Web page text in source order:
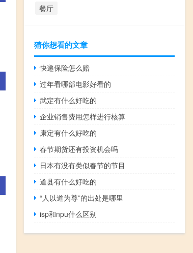
餐厅
猜你想看的文章
快递保险怎么赔
过年看哪部电影好看的
武定有什么好吃的
企业销售费用怎样进行核算
康定有什么好吃的
春节期货还有投资机会吗
日本有没有类似春节的节目
道县有什么好吃的
“人以道为尊”的出处是哪里
isp和npu什么区别